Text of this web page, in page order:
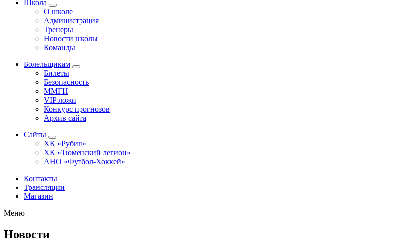
Школа
О школе
Администрация
Тренеры
Новости школы
Команды
Болельщикам
Билеты
Безопасность
ММГН
VIP ложи
Конкурс прогнозов
Архив сайта
Сайты
ХК «Рубин»
ХК «Тюменский легион»
АНО «Футбол-Хоккей»
Контакты
Трансляции
Магазин
Меню
Новости